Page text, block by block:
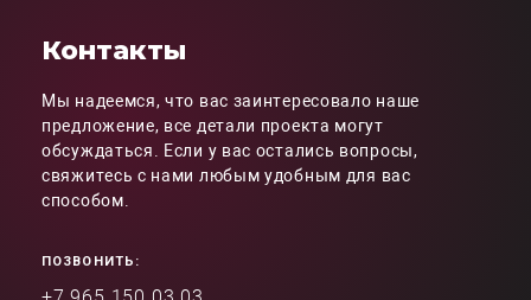
Контакты
Мы надеемся, что вас заинтересовало наше
предложение, все детали проекта могут
обсуждаться. Если у вас остались вопросы,
свяжитесь с нами любым удобным для вас
способом.
ПОЗВОНИТЬ: